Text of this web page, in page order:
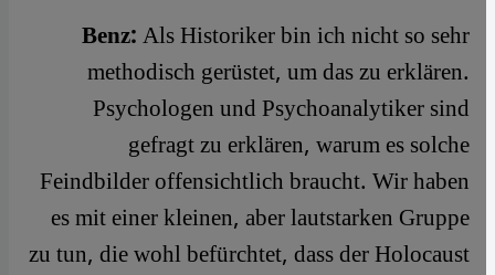
Benz:Als Historiker bin ich nicht so sehr
methodisch gerüstet, um das zu erklären.
Psychologen und Psychoanalytiker sind
gefragt zu erklären, warum es solche
Feindbilder offensichtlich braucht. Wir haben
es mit einer kleinen, aber lautstarken Gruppe
zu tun, die wohl befürchtet, dass der Holocaust